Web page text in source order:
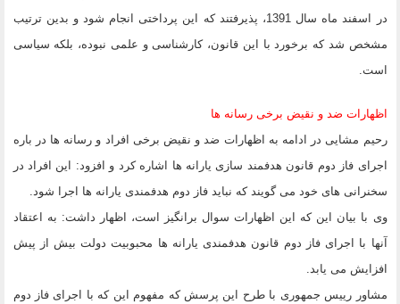
در اسفند ماه سال 1391، پذیرفتند که این پرداختی انجام شود و بدین ترتیب
مشخص شد که برخورد با این قانون، کارشناسی و علمی نبوده، بلکه سیاسی
است.
اظهارات ضد و نقیض برخی رسانه ها
رحیم مشایی در ادامه به اظهارات ضد و نقیض برخی افراد و رسانه ها در باره
اجرای فاز دوم قانون هدفمند سازی یارانه ها اشاره کرد و افزود: این افراد در
سخنرانی های خود می گویند که نباید فاز دوم هدفمندی یارانه ها اجرا شود.
وی با بیان این که این اظهارات سوال برانگیز است، اظهار داشت: به اعتقاد
آنها با اجرای فاز دوم قانون هدفمندی یارانه ها محبوبیت دولت بیش از پیش
افزایش می یابد.
مشاور رییس جمهوری با طرح این پرسش که مفهوم این که با اجرای فاز دوم